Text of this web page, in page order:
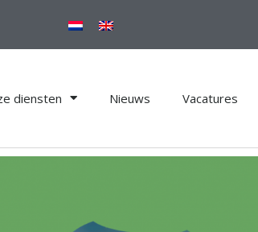
diensten Nieuws Vacatures